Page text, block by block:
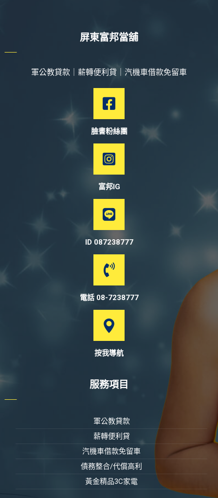
屏東富邦當舖
軍公教貸款｜薪轉便利貸｜汽機車借款免留車
臉書粉絲團
富邦IG
ID 087238777
電話 08-7238777
按我導航
服務項目
軍公教貸款
薪轉便利貸
汽機車借款免留車
債務整合/代償高利
黃金精品3C家電